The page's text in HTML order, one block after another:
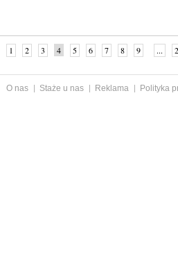
1 2 3 4 5 6 7 8 9 ...
O nas Staże u nas Reklama
Polityka